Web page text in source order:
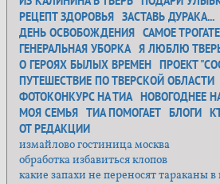
РЕЦЕПТ ЗДОРОВЬЯ ЗАСТАВЬ ДУРАКА...
ДЕНЬ ОСВОБОЖДЕНИЯ САМОЕ
ГЕНЕРАЛЬНАЯ УБОРКА Я ЛЮБЛЮ
О ГЕРОЯХ БЫЛЫХ ВРЕМЕН ПРОЕКТ
ПУТЕШЕСТВИЕ ПО ТВЕРСКОЙ ОБЛАСТИ
ФОТОКОНКУРС НА ТИА НОВОГОДНЕЕ
МОЯ СЕМЬЯ ТИА ПОМОГАЕТ БЛОГИ
ОТ РЕДАКЦИИ
измайлово гостиница москва
обработка избавиться клопов
какие запахи не переносят тараканы в